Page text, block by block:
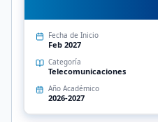
Fecha de Inicio
Feb 2027
Categoría
Telecomunicaciones
Año Académico
2026-2027